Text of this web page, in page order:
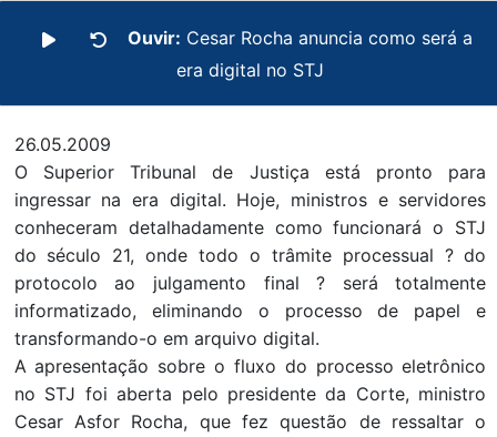
Ouvir: Cesar Rocha anuncia como será a
era digital no STJ
26.05.2009
O Superior Tribunal de Justiça está pronto para
ingressar na era digital. Hoje, ministros e servidores
conheceram detalhadamente como funcionará o STJ
do século 21, onde todo o trâmite processual ? do
protocolo ao julgamento final ? será totalmente
informatizado, eliminando o processo de papel e
transformando-o em arquivo digital.
A apresentação sobre o fluxo do processo eletrônico
no STJ foi aberta pelo presidente da Corte, ministro
Cesar Asfor Rocha, que fez questão de ressaltar o